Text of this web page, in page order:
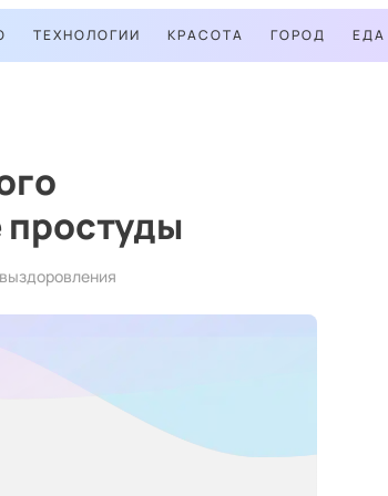
ТЕХНОЛОГИИ КРАСОТА ГОРОД ЕДА
простуды